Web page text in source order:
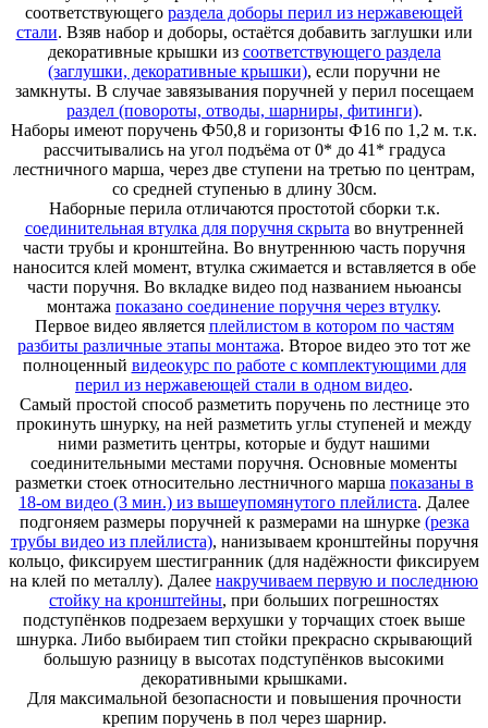
соответствующего раздела доборы перил из нержавеющей
стали. Взяв набор и доборы, остаётся добавить заглушки или
декоративные крышки из соответствующего раздела
(заглушки, декоративные крышки), если поручни не
замкнуты. В случае завязывания поручней у перил посещаем
раздел (повороты, отводы, шарниры, фитинги).
Наборы имеют поручень Ф50,8 и горизонты Ф16 по 1,2 м. т.к.
рассчитывались на угол подъёма от 0* до 41* градуса
лестничного марша, через две ступени на третью по центрам,
со средней ступенью в длину 30см.
Наборные перила отличаются простотой сборки т.к.
соединительная втулка для поручня скрыта во внутренней
части трубы и кронштейна. Во внутреннюю часть поручня
наносится клей момент, втулка сжимается и вставляется в обе
части поручня. Во вкладке видео под названием ньюансы
монтажа показано соединение поручня через втулку.
Первое видео является плейлистом в котором по частям
разбиты различные этапы монтажа. Второе видео это тот же
полноценный видеокурс по работе с комплектующими для
перил из нержавеющей стали в одном видео.
Самый простой способ разметить поручень по лестнице это
прокинуть шнурку, на ней разметить углы ступеней и между
ними разметить центры, которые и будут нашими
соединительными местами поручня. Основные моменты
разметки стоек относительно лестничного марша показаны в
18-ом видео (3 мин.) из вышеупомянутого плейлиста. Далее
подгоняем размеры поручней к размерами на шнурке (резка
трубы видео из плейлиста), нанизываем кронштейны поручня
кольцо, фиксируем шестигранник (для надёжности фиксируем
на клей по металлу). Далее накручиваем первую и последнюю
стойку на кронштейны, при больших погрешностях
подступёнков подрезаем верхушки у торчащих стоек выше
шнурка. Либо выбираем тип стойки прекрасно скрывающий
большую разницу в высотах подступёнков высокими
декоративными крышками.
Для максимальной безопасности и повышения прочности
крепим поручень в пол через шарнир.